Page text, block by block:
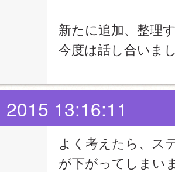
新たに追加、整理
今度は話し合いま
13:16:11
よく考えたら、ス
が下がってしまい